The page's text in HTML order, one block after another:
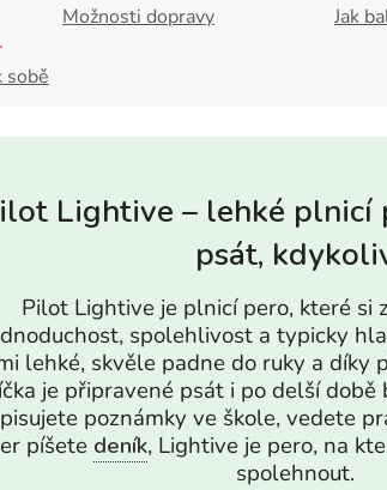
Možnosti dopravy Jak
sobě
Lightive – lehké plnicí
psát,
Pilot Lightive je plnicí pero, které si
spolehlivost a typicky
lehké, skvěle padne do ruky a díky
je připravené psát i po delší době
poznámky ve škole, vedete
píšete deník, Lightive je pero, na
spolehnout.